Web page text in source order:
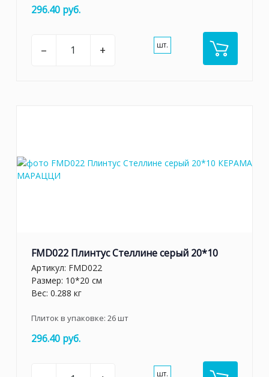
296.40 руб.
– + шт.
FMD022 Плинтус Стеллине серый 20*10
Артикул: FMD022
Размер: 10*20 см
Вес: 0.288 кг
Плиток в упаковке: 26шт
296.40 руб.
шт.